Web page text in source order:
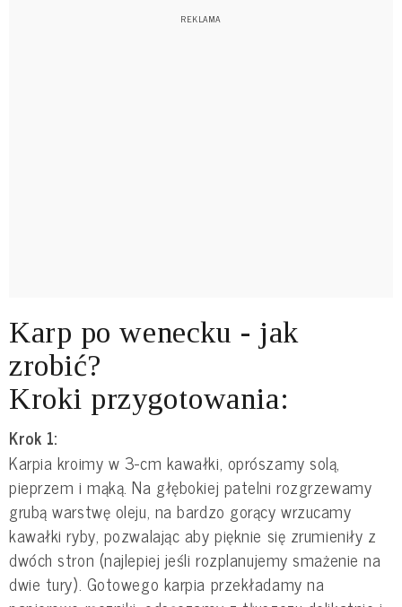
Karp po wenecku - jak
zrobić?
Kroki przygotowania:
Krok 1:
Karpia kroimy w 3-cm kawałki, oprószamy solą,
pieprzem i mąką. Na głębokiej patelni rozgrzewamy
grubą warstwę oleju, na bardzo gorący wrzucamy
kawałki ryby, pozwalając aby pięknie się zrumieniły z
dwóch stron (najlepiej jeśli rozplanujemy smażenie na
dwie tury). Gotowego karpia przekładamy na